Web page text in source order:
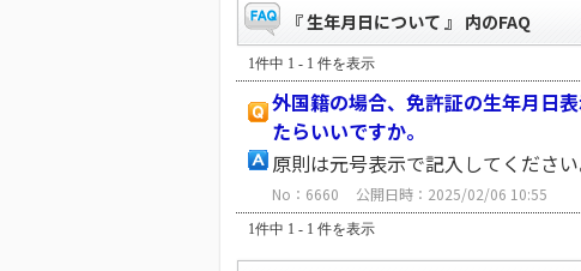
『 生年月日について 』 内のFAQ
1件中 1 - 1 件を表示
外国籍の場合、免許証の生年月日
たらいいですか。
原則は元号表示で記入してください
No：6660 公開日時：2025/02/06 10:55
1件中 1 - 1 件を表示